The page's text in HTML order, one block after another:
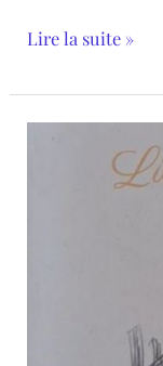
Lire la suite »
d’émotions…